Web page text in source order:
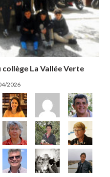
collège La Vallée Verte
2026